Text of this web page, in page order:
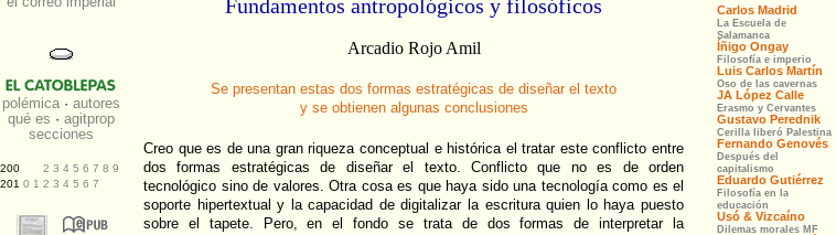
Fundamentos antropológicos y filosóficos
Arcadio Rojo Amil
Se presentan estas dos formas estratégicas de diseñar el texto
y se obtienen algunas conclusiones
Creo que es de una gran riqueza conceptual e histórica el tratar este conflicto entre
dos formas estratégicas de diseñar el texto. Conflicto que no es de orden
tecnológico sino de valores. Otra cosa es que haya sido una tecnología como es el
soporte hipertextual y la capacidad de digitalizar la escritura quien lo haya puesto
sobre el tapete. Pero, en el fondo se trata de dos formas de interpretar la